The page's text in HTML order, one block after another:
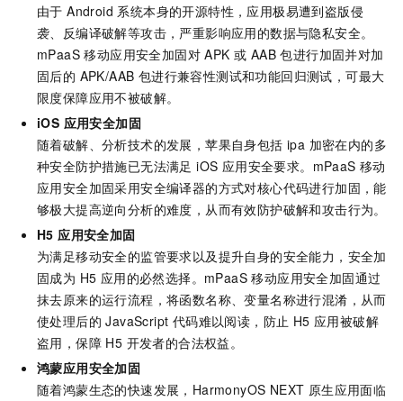
由于 Android 系统本身的开源特性，应用极易遭到盗版侵
袭、反编译破解等攻击，严重影响应用的数据与隐私安全。
mPaaS 移动应用安全加固对 APK 或 AAB 包进行加固并对加
固后的 APK/AAB 包进行兼容性测试和功能回归测试，可最大
限度保障应用不被破解。
iOS 应用安全加固
随着破解、分析技术的发展，苹果自身包括 ipa 加密在内的多
种安全防护措施已无法满足 iOS 应用安全要求。mPaaS 移动
应用安全加固采用安全编译器的方式对核心代码进行加固，能
够极大提高逆向分析的难度，从而有效防护破解和攻击行为。
H5 应用安全加固
为满足移动安全的监管要求以及提升自身的安全能力，安全加
固成为 H5 应用的必然选择。mPaaS 移动应用安全加固通过
抹去原来的运行流程，将函数名称、变量名称进行混淆，从而
使处理后的 JavaScript 代码难以阅读，防止 H5 应用被破解
盗用，保障 H5 开发者的合法权益。
鸿蒙应用安全加固
随着鸿蒙生态的快速发展，HarmonyOS NEXT 原生应用面临